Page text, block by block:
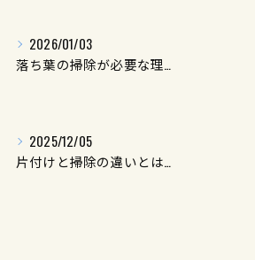
2026/01/03
落ち葉の掃除が必要な理由とは？
2025/12/05
片付けと掃除の違いとは？